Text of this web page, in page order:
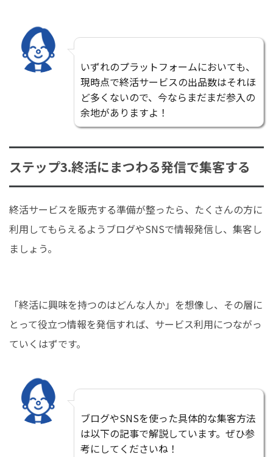
いずれのプラットフォームにおいても、
現時点で終活サービスの出品数はそれほ
ど多くないので、今ならまだまだ参入の
余地がありますよ！
ステップ3.終活にまつわる発信で集客する
終活サービスを販売する準備が整ったら、たくさんの方に
利用してもらえるようブログやSNSで情報発信し、集客し
ましょう。
「終活に興味を持つのはどんな人か」を想像し、その層に
とって役立つ情報を発信すれば、サービス利用につながっ
ていくはずです。
ブログやSNSを使った具体的な集客方法
は以下の記事で解説しています。ぜひ参
考にしてくださいね！